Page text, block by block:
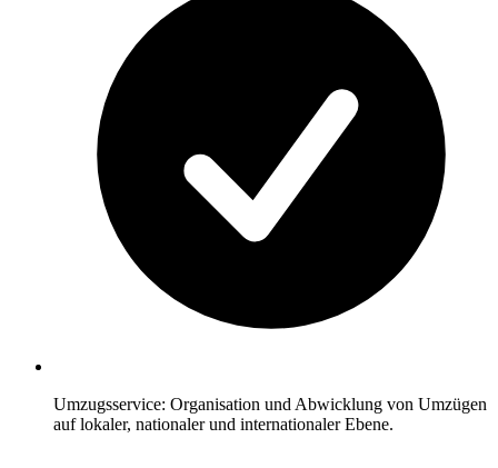
Umzugsservice: Organisation und Abwicklung von Umzügen
auf lokaler, nationaler und internationaler Ebene.